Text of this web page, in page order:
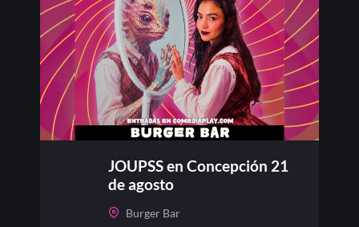
JOUPSS en Concepción 21
de agosto
Burger Bar